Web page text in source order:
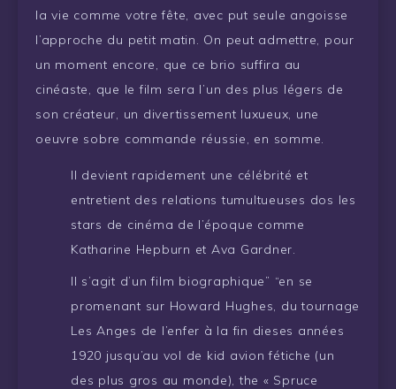
la vie comme votre fête, avec put seule angoisse
l’approche du petit matin. On peut admettre, pour
un moment encore, que ce brio suffira au
cinéaste, que le film sera l’un des plus légers de
son créateur, un divertissement luxueux, une
oeuvre sobre commande réussie, en somme.
Il devient rapidement une célébrité et
entretient des relations tumultueuses dos les
stars de cinéma de l’époque comme
Katharine Hepburn et Ava Gardner.
Il s’agit d’un film biographique” “en se
promenant sur Howard Hughes, du tournage
Les Anges de l’enfer à la fin dieses années
1920 jusqu’au vol de kid avion fétiche (un
des plus gros au monde), the « Spruce